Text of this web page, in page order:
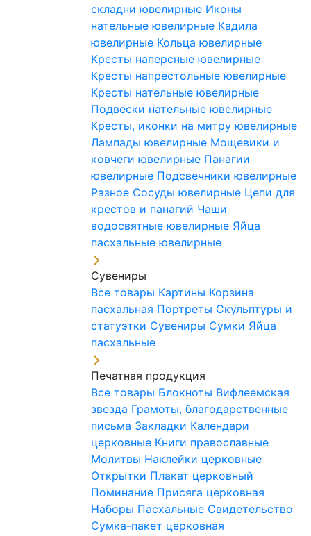
складни ювелирные Иконы
нательные ювелирные Кадила
ювелирные Кольца ювелирные
Кресты наперсные ювелирные
Кресты напрестольные ювелирные
Кресты нательные ювелирные
Подвески нательные ювелирные
Кресты, иконки на митру ювелирные
Лампады ювелирные Мощевики и
ковчеги ювелирные Панагии
ювелирные Подсвечники ювелирные
Разное Сосуды ювелирные Цепи для
крестов и панагий Чаши
водосвятные ювелирные Яйца
пасхальные ювелирные
Сувениры
Все товары Картины Корзина
пасхальная Портреты Скульптуры и
статуэтки Сувениры Сумки Яйца
пасхальные
Печатная продукция
Все товары Блокноты Вифлеемская
звезда Грамоты, благодарственные
письма Закладки Календари
церковные Книги православные
Молитвы Наклейки церковные
Открытки Плакат церковный
Поминание Присяга церковная
Наборы Пасхальные Свидетельство
Сумка-пакет церковная